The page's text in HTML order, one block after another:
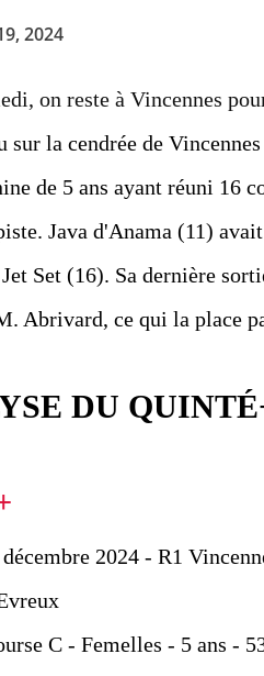
2024
on reste à Vincennes
sur la cendrée de
de 5 ans ayant réuni 16
Java d'Anama (11)
Set (16). Sa dernière
Abrivard, ce qui la place
DU
2024 - R1
C - Femelles - 5 ans -